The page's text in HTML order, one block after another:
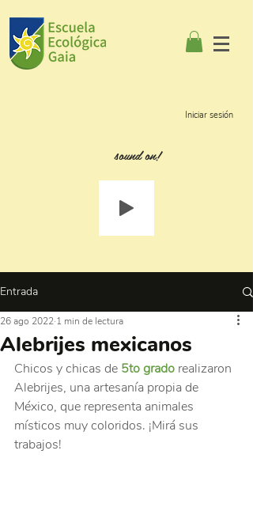
Iniciar sesión
sound on!
Entrada
Alebrijes mexicanos
26 ago 2022 1 min de lectura
Chicos y chicas de 5to grado realizaron
Alebrijes, una artesanía propia de
México, que representa animales
místicos muy coloridos. ¡Mirá sus
trabajos!